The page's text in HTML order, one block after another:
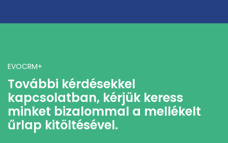
EVOCRM+
További kérdésekkel
kapcsolatban, kérjük keress
minket bizalommal a mellékelt
űrlap kitöltésével.